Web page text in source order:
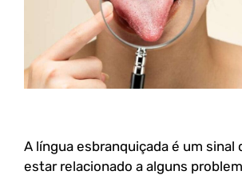
A língua esbranquiçada é um sinal
estar relacionado a alguns